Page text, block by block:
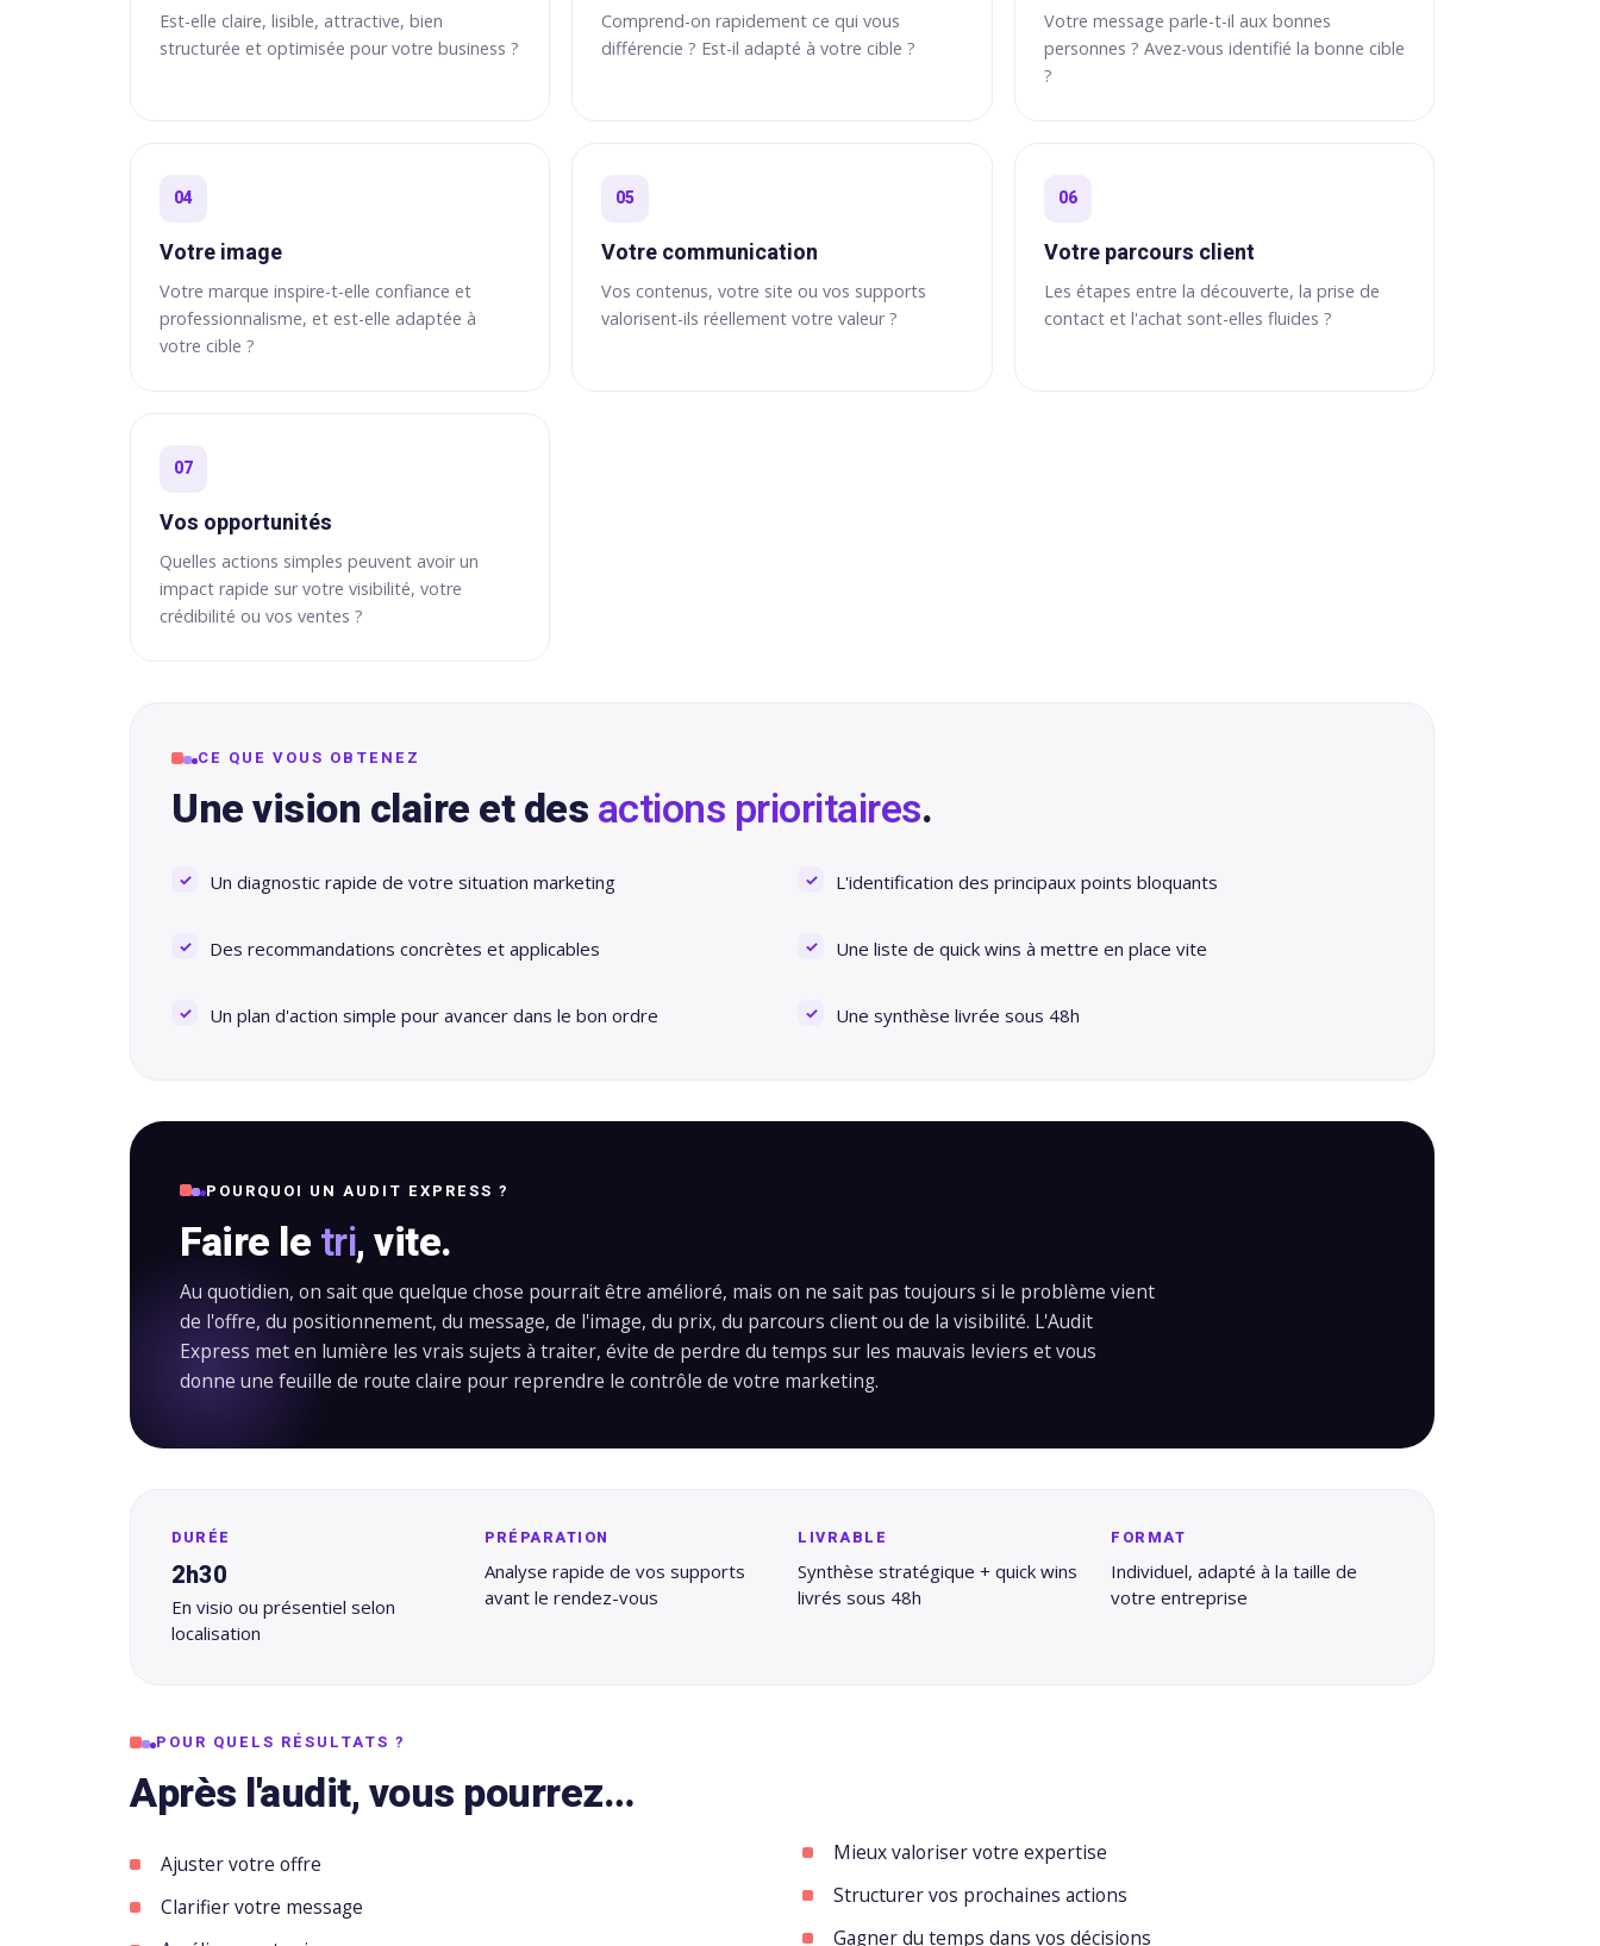
Est-elle claire, lisible, attractive, bien
structurée et optimisée pour votre business ?
Comprend-on rapidement ce qui vous
différencie ? Est-il adapté à votre cible ?
Votre message parle-t-il aux bonnes
personnes ? Avez-vous identifié la bonne cible
?
04
Votre image
Votre marque inspire-t-elle confiance et
professionnalisme, et est-elle adaptée à
votre cible ?
05
Votre communication
Vos contenus, votre site ou vos supports
valorisent-ils réellement votre valeur ?
06
Votre parcours client
Les étapes entre la découverte, la prise de
contact et l'achat sont-elles fluides ?
07
Vos opportunités
Quelles actions simples peuvent avoir un
impact rapide sur votre visibilité, votre
crédibilité ou vos ventes ?
CE QUE VOUS OBTENEZ
Une vision claire et desactions prioritaires.
Un diagnostic rapide de votre situation marketing L'identification des principaux points bloquants
Des recommandations concrètes et applicables Une liste de quick wins à mettre en place vite
Un plan d'action simple pour avancer dans le bon ordre Une synthèse livrée sous 48h
POURQUOI UN AUDIT EXPRESS ?
Faire letri, vite.
Au quotidien, on sait que quelque chose pourrait être amélioré, mais on ne sait pas toujours si le problème vient
de l'offre, du positionnement, du message, de l'image, du prix, du parcours client ou de la visibilité. L'Audit
Express met en lumière les vrais sujets à traiter, évite de perdre du temps sur les mauvais leviers et vous
donne une feuille de route claire pour reprendre le contrôle de votre marketing.
DURÉE
2h30
En visio ou présentiel selon
localisation
PRÉPARATION
Analyse rapide de vos supports
avant le rendez-vous
LIVRABLE
Synthèse stratégique + quick wins
livrés sous 48h
FORMAT
Individuel, adapté à la taille de
votre entreprise
POUR QUELS RÉSULTATS ?
Après l'audit, vous pourrez…
Ajuster votre offre
Clarifier votre message
Mieux valoriser votre expertise
Structurer vos prochaines actions
Gagner du temps dans vos décisions